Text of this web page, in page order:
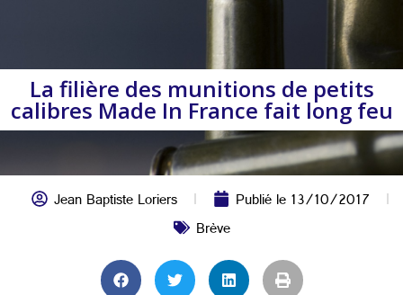
La filière des munitions de petits
calibres Made In France fait long feu
Jean Baptiste Loriers Publié le13/10/2017
Brève